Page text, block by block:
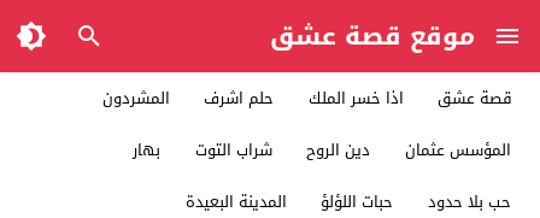
موقع قصة عشق
قصة عشق اذا خسر الملك حلم اشرف
المشردون
المؤسس عثمان
دين الروح شراب التوت
بهار
حب بلا حدود
حبات اللؤلؤ المدينة البعيدة